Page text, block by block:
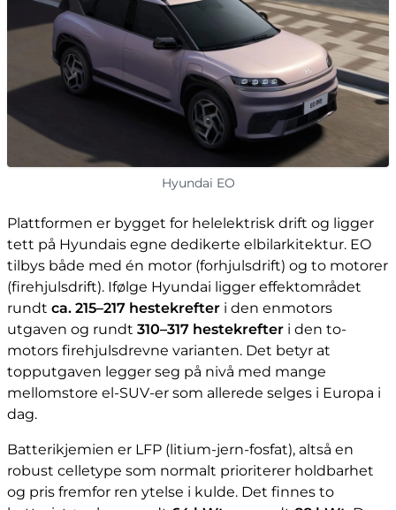
Hyundai EO
Plattformen er bygget for helelektrisk drift og ligger
tett på Hyundais egne dedikerte elbilarkitektur. EO
tilbys både med én motor (forhjulsdrift) og to motorer
(firehjulsdrift). Ifølge Hyundai ligger effektområdet
rundt ca. 215–217 hestekrefter i den enmotors
utgaven og rundt 310–317 hestekrefter i den to-
motors firehjulsdrevne varianten. Det betyr at
topputgaven legger seg på nivå med mange
mellomstore el-SUV-er som allerede selges i Europa i
dag.
Batterikjemien er LFP (litium-jern-fosfat), altså en
robust celletype som normalt prioriterer holdbarhet
og pris fremfor ren ytelse i kulde. Det finnes to